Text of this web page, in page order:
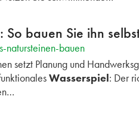
bauen Sie ihn
bauen
setzt Planung und
Wasserspiel: Der